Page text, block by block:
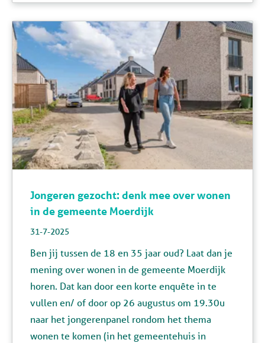
Jongeren gezocht: denk mee over wonen
in de gemeente Moerdijk
31-7-2025
Ben jij tussen de 18 en 35 jaar oud? Laat dan je
mening over wonen in de gemeente Moerdijk
horen. Dat kan door een korte enquête in te
vullen en/ of door op 26 augustus om 19.30u
naar het jongerenpanel rondom het thema
wonen te komen (in het gemeentehuis in